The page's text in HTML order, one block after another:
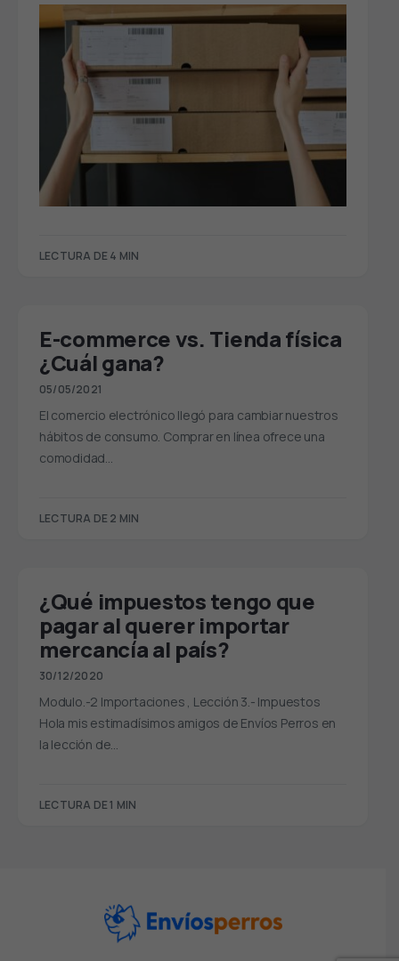
LECTURA DE 4 MIN
E-commerce vs. Tienda física
¿Cuál gana?
05/05/2021
El comercio electrónico llegó para cambiar nuestros
hábitos de consumo. Comprar en línea ofrece una
comodidad…
LECTURA DE 2 MIN
¿Qué impuestos tengo que
pagar al querer importar
mercancía al país?
30/12/2020
Modulo.-2 Importaciones , Lección 3.- Impuestos
Hola mis estimadísimos amigos de Envíos Perros en
la lección de…
LECTURA DE 1 MIN